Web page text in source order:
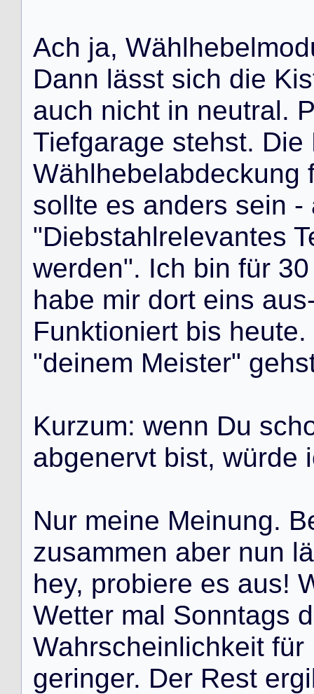
Ach ja, Wählhebelmod
Dann lässt sich die Kis
auch nicht in neutral.
Tiefgarage stehst. Die
Wählhebelabdeckung
sollte es anders sein -
"Diebstahlrelevantes T
werden". Ich bin für 30
habe mir dort eins aus
Funktioniert bis heute.
"deinem Meister" gehs
Kurzum: wenn Du sch
abgenervt bist, würde i
Nur meine Meinung. B
zusammen aber nun lä
hey, probiere es aus!
Wetter mal Sonntags d
Wahrscheinlichkeit für
geringer. Der Rest ergi